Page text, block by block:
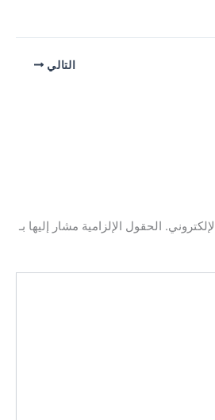
التالي
الحقول الإلزامية مشار إليها بـ